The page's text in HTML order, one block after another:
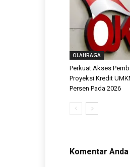
OLAHRAGA
Perkuat Akses
Proyeksi Kredit
Persen Pada 2026
Komentar Anda